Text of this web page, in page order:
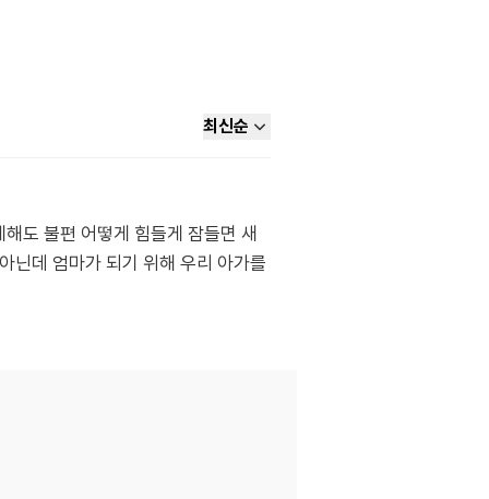
최신순
도 불편 어떻게 힘들게 잠들면 새
닌데 엄마가 되기 위해 우리 아가를